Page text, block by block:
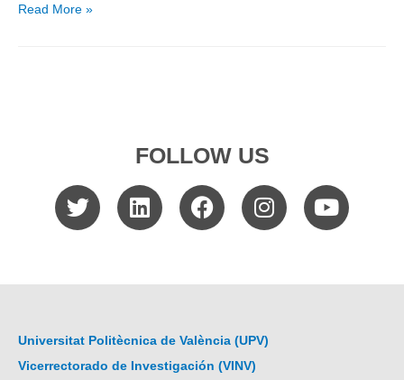
Read More »
FOLLOW US
Universitat Politècnica de València (UPV)
Vicerrectorado de Investigación (VINV)